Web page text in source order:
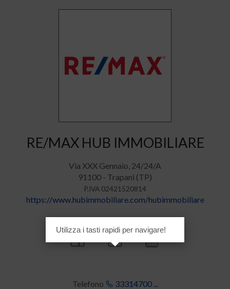
RE/MAX HUB IMMOBILIARE
Via XXX Gennaio, 24/24/A
91100 - Trapani (TP)
P.IVA 02421520814
https://www.hubimmobiliare.com/hubimmobiliare
Telefono 33314700 ...
Utilizza i tasti rapidi per navigare!